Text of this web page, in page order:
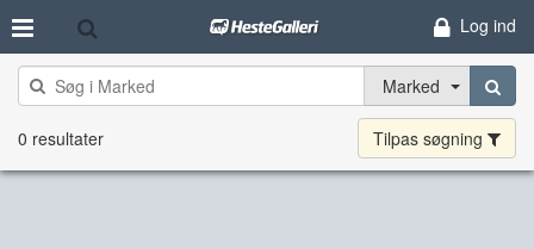
Log ind
Marked
0 resultater Tilpas søgning